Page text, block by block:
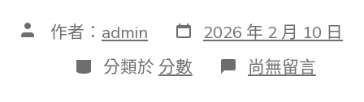
文 作者： admin 發
表
日
期
2026 年 2 月 10 日
分
類
分類於 分數 在
〈專
尚無留言